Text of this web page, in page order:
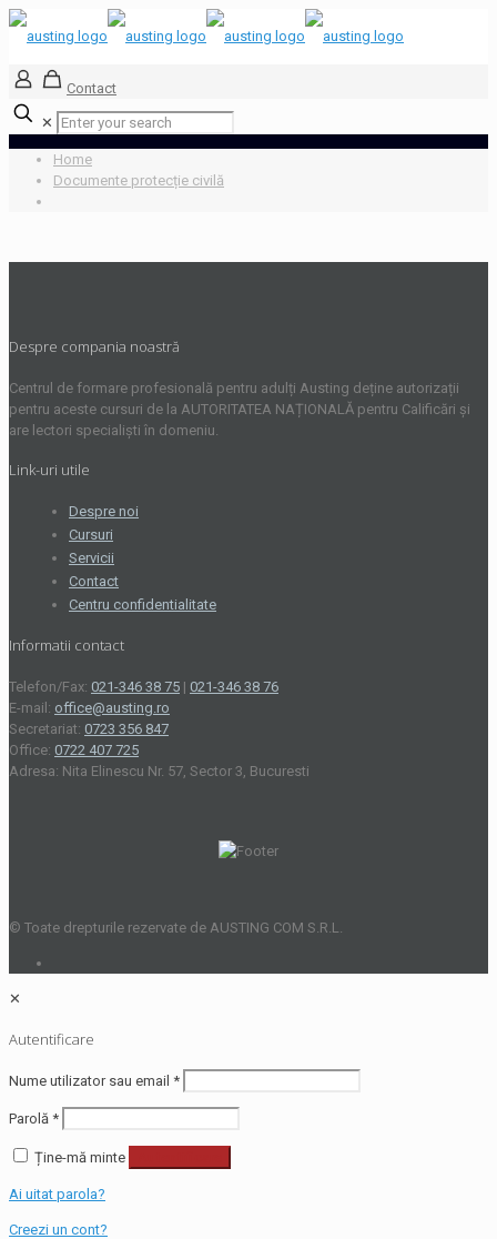
Contact
✕
Home
Documente protecție civilă
Despre compania noastră
Centrul de formare profesională pentru adulți Austing deține autorizații
pentru aceste cursuri de la AUTORITATEA NAȚIONALĂ pentru Calificări și
are lectori specialiști în domeniu.
Link-uri utile
Despre noi
Cursuri
Servicii
Contact
Centru confidentialitate
Informatii contact
Telefon/Fax: 021-346 38 75 | 021-346 38 76
E-mail: office@austing.ro
Secretariat: 0723 356 847
Office: 0722 407 725
Adresa: Nita Elinescu Nr. 57, Sector 3, Bucuresti
© Toate drepturile rezervate de AUSTING COM S.R.L.
✕
Autentificare
Nume utilizator sau email *
Parolă *
Ține-mă minte
Ai uitat parola?
Creezi un cont?